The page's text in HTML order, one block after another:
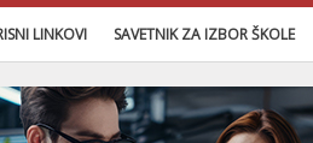
LINKOVI SAVETNIK ZA IZBOR ŠKOLE